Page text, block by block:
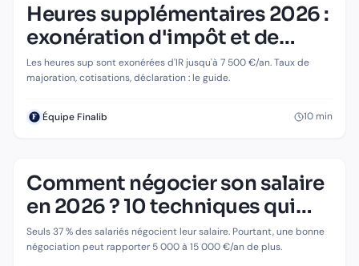
Heures supplémentaires 2026 :
exonération d'impôt et de
cotisations
Les heures sup sont exonérées d'IR jusqu'à 7 500 €/an. Taux de
majoration, cotisations, déclaration : le guide.
Équipe Finalib 10min
Comment négocier son salaire
en 2026 ? 10 techniques qui
fonctionnent
Seuls 37 % des salariés négocient leur salaire. Pourtant, une bonne
négociation peut rapporter 5 000 à 15 000 €/an de plus.